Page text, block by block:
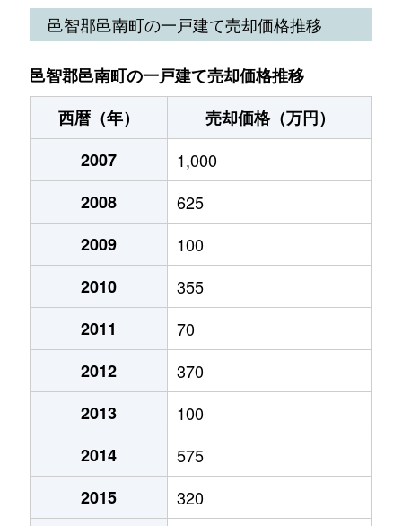
邑智郡邑南町の一戸建て売却価格推移
邑智郡邑南町の一戸建て売却価格推移
西暦（年）
売却価格（万円）
2007
1,000
2008
625
2009
100
2010
355
2011
70
2012
370
2013
100
2014
575
2015
320